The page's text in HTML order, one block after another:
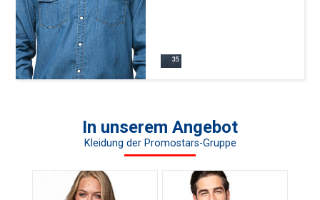
Metallverschlüsse mit weißer
In unserem Angebot
Kleidung der Promostars-Gruppe